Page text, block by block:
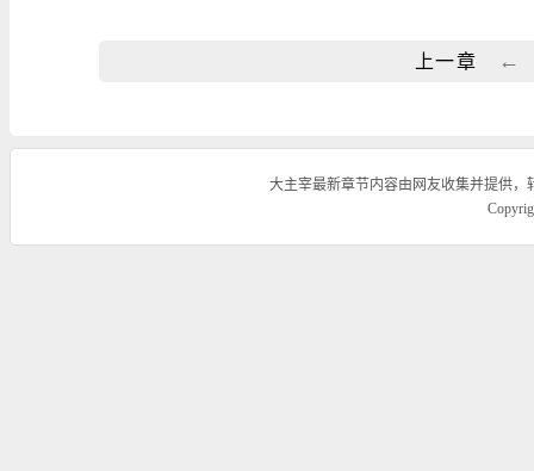
上一章 ←
大主宰最新章节内容由网友收集并提供